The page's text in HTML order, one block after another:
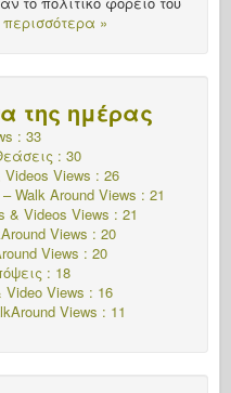
»
της ημέρας
: 33
: 30
Views : 26
Walk Around Views : 21
& Videos Views : 21
Views : 20
Views : 20
: 18
Video Views : 16
Views : 11